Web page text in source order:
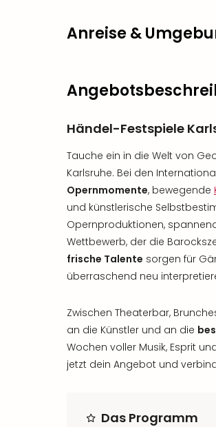
Anreise &
Händel-Festspiele
Tauche ein in die Welt von
Karlsruhe. Bei den
Opernmomente, bewegende
und künstlerische
Opernproduktionen,
Wettbewerb, der die
frische Talente sorgen für
überraschend neu
Zwischen Theaterbar,
an die Künstler und an die
Wochen voller Musik, Esprit
jetzt dein Angebot und
Das Programm